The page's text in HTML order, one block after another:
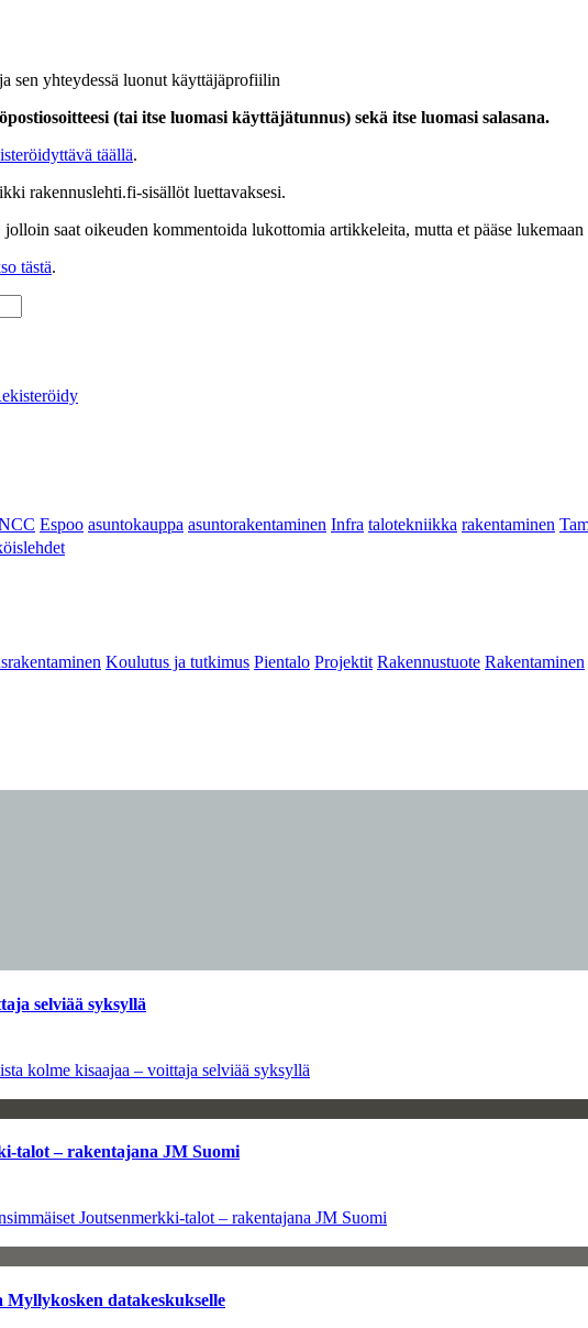
sen yhteydessä luonut käyttäjäprofiilin
(tai itse luomasi käyttäjätunnus) sekä itse luomasi salasana.
täällä.
rakennuslehti.fi-sisällöt luettavaksesi.
saat oikeuden kommentoida lukottomia artikkeleita, mutta et pääse
tästä.
Espoo asuntokauppa asuntorakentaminen Infra talotekniikka rakentaminen
Koulutus ja tutkimus Pientalo Projektit Rakennustuote Rakentaminen
selviää syksyllä
kolme kisaajaa – voittaja selviää syksyllä
talot – rakentajana JM Suomi
Joutsenmerkki-talot – rakentajana JM Suomi
Myllykosken datakeskukselle